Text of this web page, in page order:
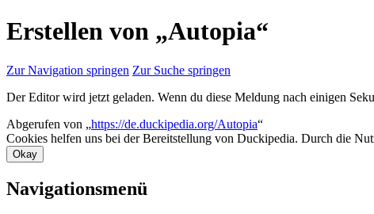
Erstellen von „Autopia“
Zur Navigation springen Zur Suche springen
Der Editor wird jetzt geladen. Wenn du diese Meldung nach einigen
Abgerufen von „https://de.duckipedia.org/Autopia“
Cookies helfen uns bei der Bereitstellung von Duckipedia. Durch die
Okay
Navigationsmenü